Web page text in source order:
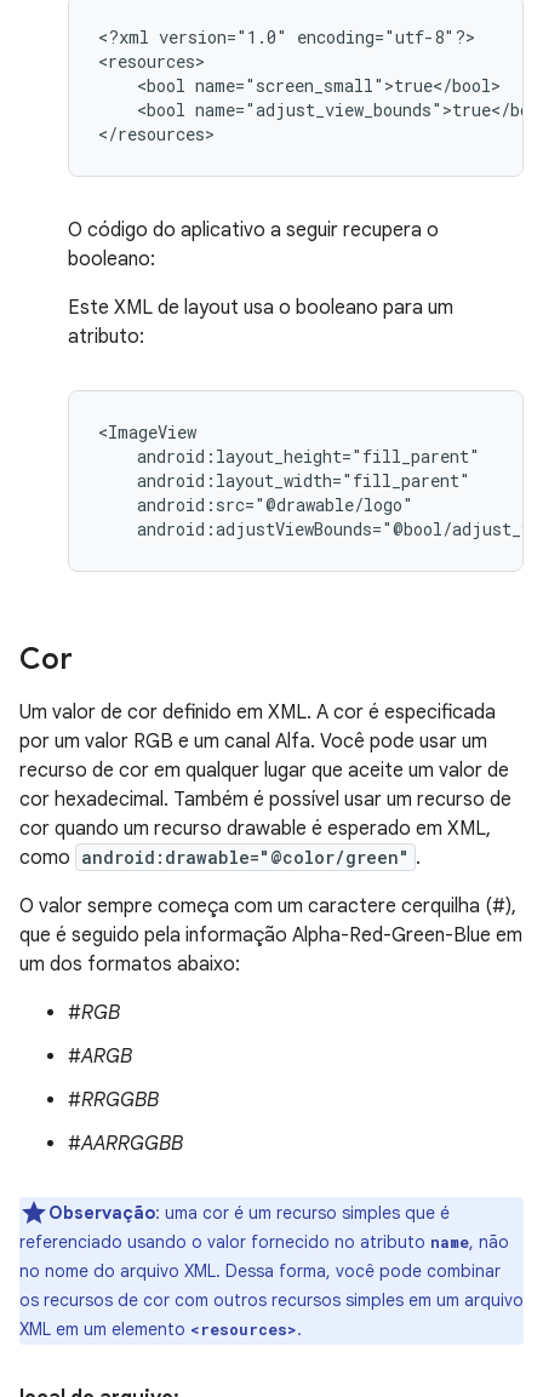
<?xml version="1.0"
encoding="utf-8"?>
<bool
<bool name="adjust_view_bounds">true</
</resources>
O código do aplicativo a seguir recupera o
booleano:
Este XML de layout usa o booleano para um
atributo:
android:adjustViewBounds="@bool/
Cor
Um valor de cor definido em XML. A cor é especificada
por um valor RGB e um canal Alfa. Você pode usar um
recurso de cor em qualquer lugar que aceite um valor de
cor hexadecimal. Também é possível usar um recurso de
cor quando um recurso drawable é esperado em XML,
como android:drawable="@color/green" .
O valor sempre começa com um caractere cerquilha (#),
que é seguido pela informação Alpha-Red-Green-Blue em
um dos formatos abaixo:
#RGB
#ARGB
#RRGGBB
#AARRGGBB
Observação: uma cor é um recurso simples que é
referenciado usando o valor fornecido no atributo name, não
no nome do arquivo XML. Dessa forma, você pode combinar
os recursos de cor com outros recursos simples em um arquivo
XML em um elemento <resources>.